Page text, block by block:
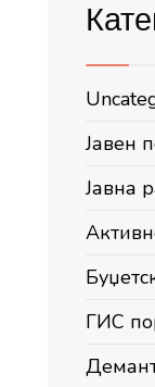
Јавен
Јавна
ГИС